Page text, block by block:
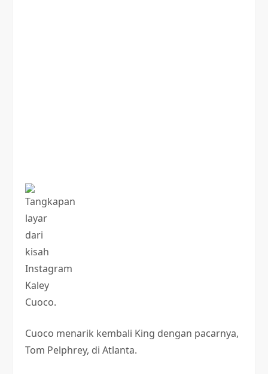
Cuoco menarik kembali King dengan pacarnya,
Tom Pelphrey, di Atlanta.